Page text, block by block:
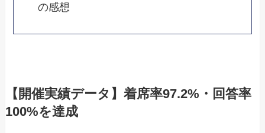
の感想
【開催実績データ】着席率97.2%・回答率
100%を達成